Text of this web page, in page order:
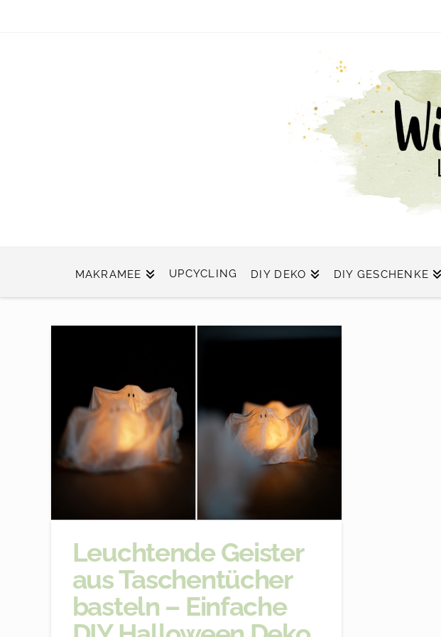
MAKRAMEE UPCYCLING DIY DEKO DIY GESCHENKE
Leuchtende Geister
aus Taschentücher
basteln – Einfache